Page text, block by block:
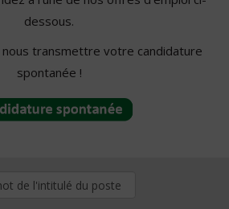
dessous.
nous transmettre votre candidature
spontanée !